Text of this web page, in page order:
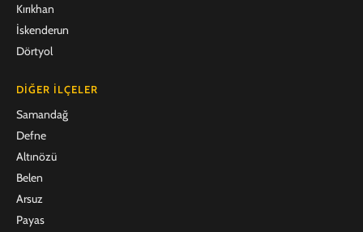
Kırıkhan
İskenderun
Dörtyol
DIĞER İLÇELER
Samandağ
Defne
Altınözü
Belen
Arsuz
Payas